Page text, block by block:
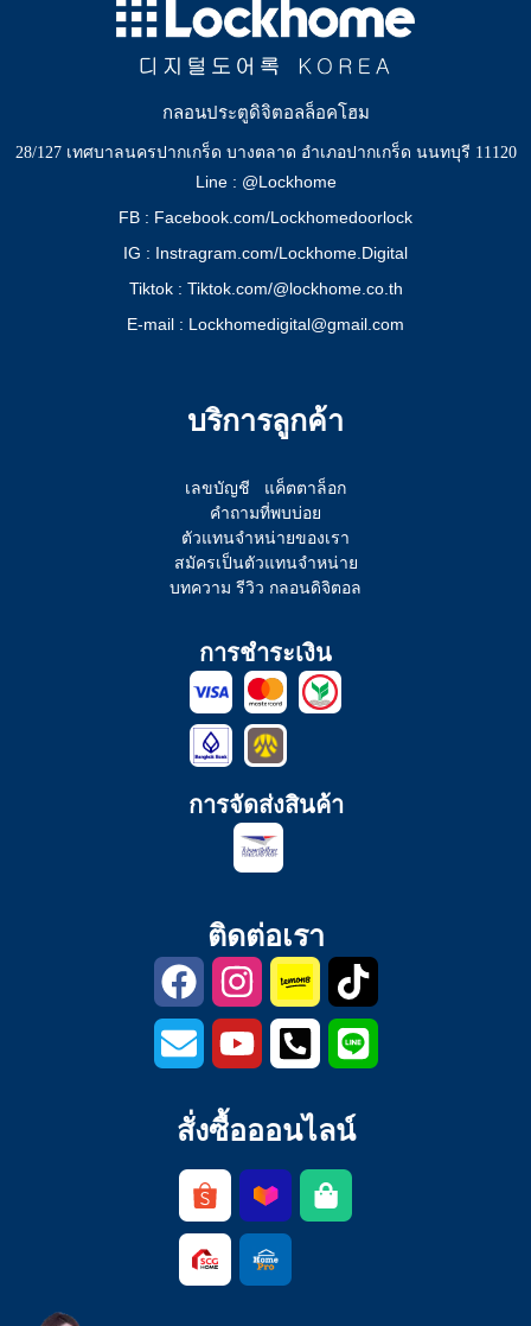
กลอนประตูดิจิตอลล็อคโฮม
28/127 เทศบาลนครปากเกร็ด บางตลาด อำเภอปากเกร็ด นนทบุรี 11120
Line : @Lockhome
FB : Facebook.com/Lockhomedoorlock
IG : Instragram.com/Lockhome.Digital
Tiktok : Tiktok.com/@lockhome.co.th
E-mail : Lockhomedigital@gmail.com
บริการลูกค้า
เลขบัญชี
แค็ตตาล็อก
คำถามที่พบบ่อย
ตัวแทนจำหน่ายของเรา
สมัครเป็นตัวแทนจำหน่าย
บทความ รีวิว กลอนดิจิตอล
การชำระเงิน
การจัดส่งสินค้า
ติดต่อเรา
สั่งซื้อออนไลน์